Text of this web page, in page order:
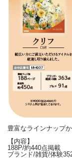
豊富なラインナップ
【内容】
188P/約440点掲載
ブランド/雑貨/体験